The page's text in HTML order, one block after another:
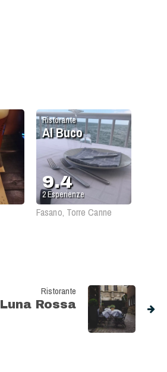
Ristorante
Al Buco
9.4
2Esperienze
Fasano, Torre Canne
Ristorante
Luna Rossa